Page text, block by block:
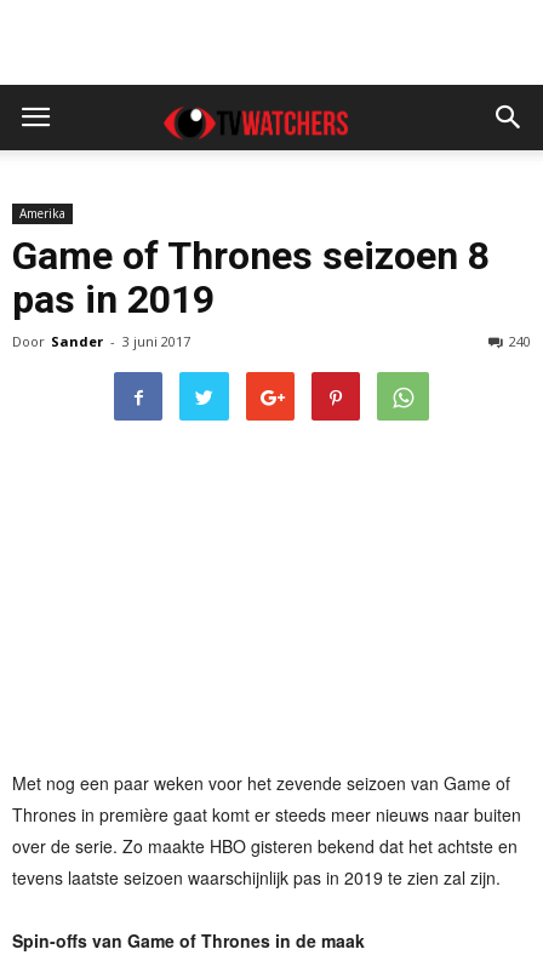
Amerika
Game of Thrones seizoen 8
pas in 2019
Door Sander - 3 juni 2017 240
Met nog een paar weken voor het zevende seizoen van Game of
Thrones in première gaat komt er steeds meer nieuws naar buiten
over de serie. Zo maakte HBO gisteren bekend dat het achtste en
tevens laatste seizoen waarschijnlijk pas in 2019 te zien zal zijn.
Spin-offs van Game of Thrones in de maak